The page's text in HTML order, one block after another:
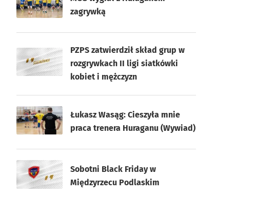
zagrywką
PZPS zatwierdził skład grup w
rozgrywkach II ligi siatkówki
kobiet i mężczyzn
Łukasz Wasąg: Cieszyła mnie
praca trenera Huraganu (Wywiad)
Sobotni Black Friday w
Międzyrzecu Podlaskim